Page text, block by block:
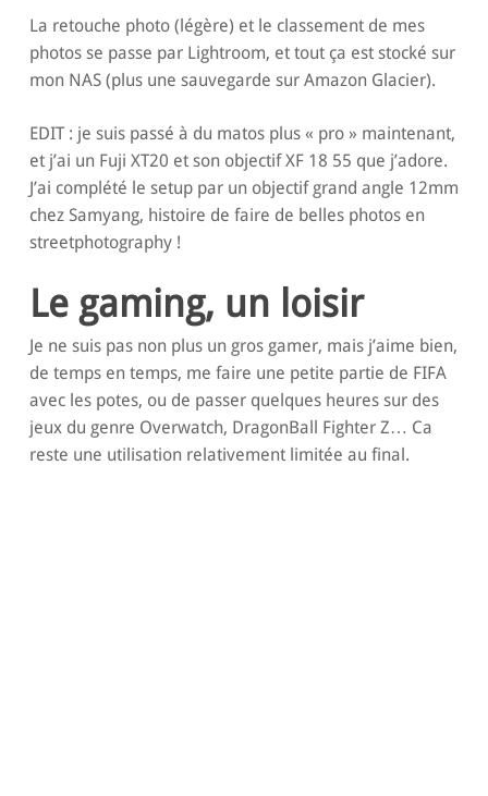
La retouche photo (légère) et le classement de mes
photos se passe par Lightroom, et tout ça est stocké sur
mon NAS (plus une sauvegarde sur Amazon Glacier).
EDIT : je suis passé à du matos plus « pro » maintenant,
et j’ai un Fuji XT20 et son objectif XF 18 55 que j’adore.
J’ai complété le setup par un objectif grand angle 12mm
chez Samyang, histoire de faire de belles photos en
streetphotography !
Le gaming, un loisir
Je ne suis pas non plus un gros gamer, mais j’aime bien,
de temps en temps, me faire une petite partie de FIFA
avec les potes, ou de passer quelques heures sur des
jeux du genre Overwatch, DragonBall Fighter Z… Ca
reste une utilisation relativement limitée au final.